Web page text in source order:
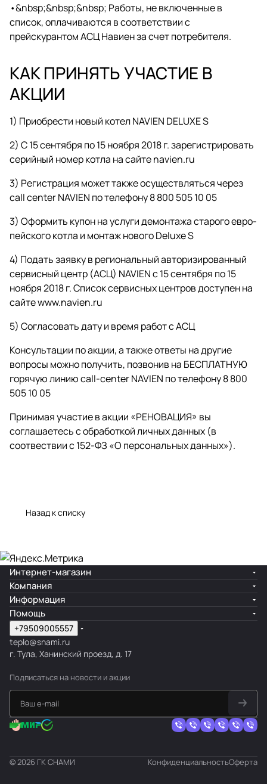
•&nbsp;&nbsp;&nbsp; Работы, не включенные в
список, оплачиваются в соответствии с
прейскурантом АСЦ Навиен за счет потребителя.
КАК ПРИНЯТЬ УЧАСТИЕ В
АКЦИИ
1) Приобрести новый котел NAVIEN DELUXE S
2) С 15 сентября по 15 ноября 2018 г. зарегистрировать
серийный номер котла на сайте navien.ru
3) Регистрация может также осуществляться через
call center NAVIEN по телефону 8 800 505 10 05
3) Оформить купон на услуги демонтажа старого евро­
пейского котла и монтаж нового Deluxe S
4) Подать заявку в региональный авторизированный
сервисный центр (АСЦ) NAVIEN c 15 сентября по 15
ноября 2018 г. Список сервисных центров досту­пен на
сайтеwww.navien.ru
5) Согласовать дату и время работ с АСЦ
Консультации по акции, а также ответы на другие
вопросы можно получить, позвонив на БЕСПЛАТНУЮ
горячую линию call-center NAVIEN по телефону 8 800
505 10 05
Принимая участие в акции «РЕНОВАЦИЯ» вы
соглашае­тесь с обработкой личных данных (в
соотвествии с 152-ФЗ «О персональных данных»).
Назад к списку
Интернет-магазин
Компания
Информация
Помощь
+79509005557
teplo@snami.ru
г. Тула, Ханинский проезд, д. 17
Подписаться на новости и акции
© 2026 ГК СНАМИ КонфиденциальностьОферта